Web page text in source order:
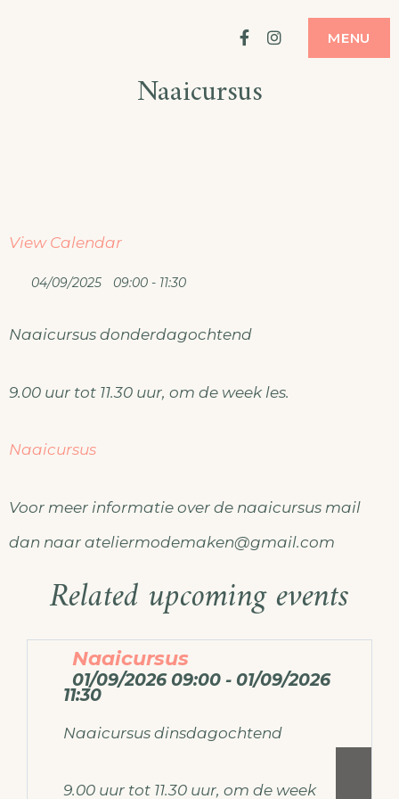
FacebookInstagram
MENU
Naaicursus
View Calendar
04/09/2025 09:00 - 11:30
Naaicursus donderdagochtend
9.00 uur tot 11.30 uur, om de week les.
Naaicursus
Voor meer informatie over de naaicursus mail
dan naar ateliermodemaken@gmail.com
Related upcoming events
Naaicursus
01/09/2026 09:00 - 01/09/2026
11:30
Naaicursus dinsdagochtend
9.00 uur tot 11.30 uur, om de week